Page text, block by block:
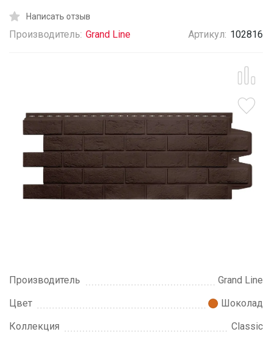
Написать отзыв
Производитель: Grand Line Артикул: 102816
Производитель
Grand Line
Цвет
Шоколад
Коллекция
Classic